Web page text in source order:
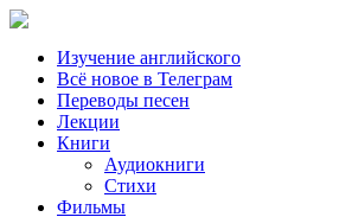
Изучение английского
Всё новое в Телеграм
Переводы песен
Лекции
Книги
Аудиокниги
Стихи
Фильмы